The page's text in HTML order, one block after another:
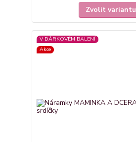
Zvolit variantu
V DÁRKOVÉM BALENÍ
Akce